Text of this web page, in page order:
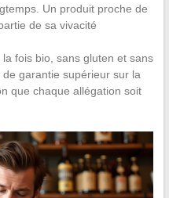
Un produit proche de
de sa vivacité
fois bio, sans gluten et sans
garantie supérieur sur la
que chaque allégation soit